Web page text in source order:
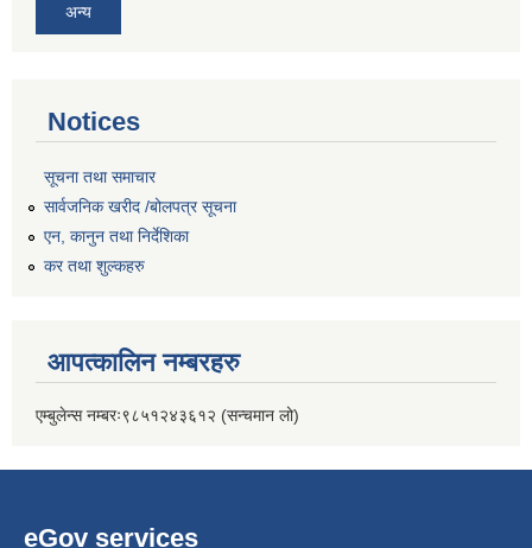
अन्य
Notices
सूचना तथा समाचार
सार्वजनिक खरीद /बोलपत्र सूचना
एन, कानुन तथा निर्देशिका
कर तथा शुल्कहरु
आपत्कालिन नम्बरहरु
एम्बुलेन्स नम्बरः९८५१२४३६१२ (सन्चमान लो)
eGov services